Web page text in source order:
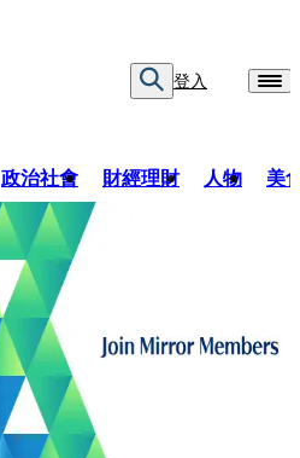
登入
政治社會 財經理財 人物 美